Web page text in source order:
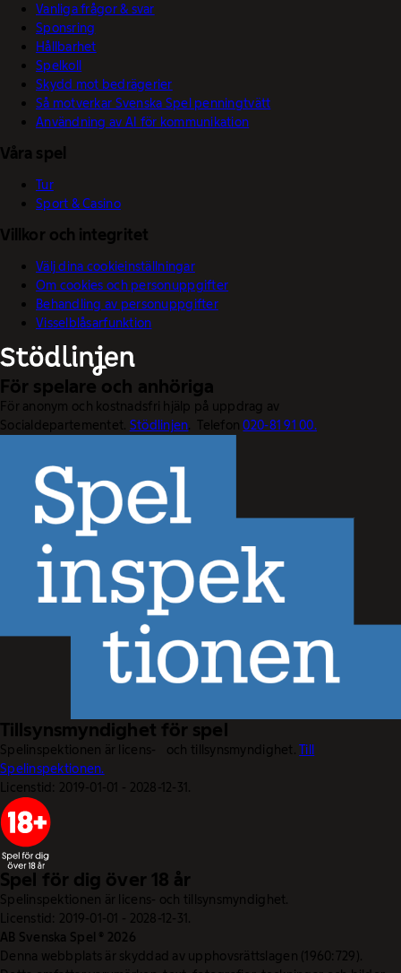
Vanliga frågor & svar
Sponsring
Hållbarhet
Spelkoll
Skydd mot bedrägerier
Så motverkar Svenska Spel penningtvätt
Användning av AI för kommunikation
Våra spel
Tur
Sport & Casino
Villkor och integritet
Välj dina cookieinställningar
Om cookies och personuppgifter
Behandling av personuppgifter
Visselblåsarfunktion
För spelare och anhöriga
För anonym och kostnadsfri hjälp på uppdrag av
Socialdepartementet. Stödlinjen. Telefon020-81 91 00.
Tillsynsmyndighet för spel
Spelinspektionen är licens- och tillsynsmyndighet.Till
Spelinspektionen.
Licenstid: 2019-01-01 - 2028-12-31.
Spel för dig över 18 år
Spelinspektionen är licens- och tillsynsmyndighet.
Licenstid: 2019-01-01 - 2028-12-31.
AB Svenska Spel © 2026
Denna webbplats är skyddad av upphovsrättslagen (1960:729).